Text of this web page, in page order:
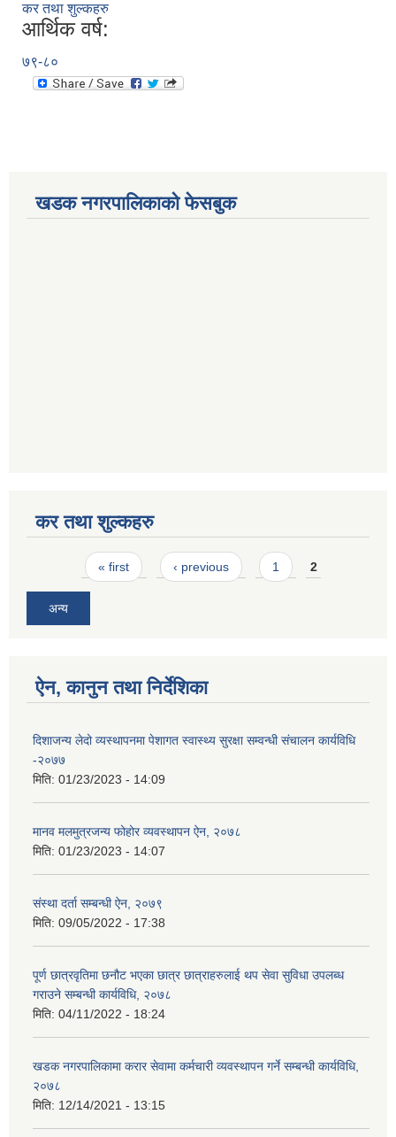
कर तथा शुल्कहरु
आर्थिक वर्ष:
७९-८०
खडक नगरपालिकाको फेसबुक
कर तथा शुल्कहरु
Pages« first ‹ previous 1 2
अन्य
ऐन, कानुन तथा निर्देशिका
दिशाजन्य लेदो व्यस्थापनमा पेशागत स्वास्थ्य सुरक्षा सम्वन्धी संचालन कार्यविधि
-२०७७
मिति: 01/23/2023 - 14:09
मानव मलमुत्रजन्य फोहोर व्यवस्थापन ऐन, २०७८
मिति: 01/23/2023 - 14:07
संस्था दर्ता सम्बन्धी ऐन, २०७९
मिति: 09/05/2022 - 17:38
पूर्ण छात्रवृतिमा छनौट भएका छात्र छात्राहरुलाई थप सेवा सुविधा उपलब्ध
गराउने सम्बन्धी कार्यविधि, २०७८
मिति: 04/11/2022 - 18:24
खडक नगरपालिकामा करार सेवामा कर्मचारी व्यवस्थापन गर्ने सम्बन्धी कार्यविधि,
२०७८
मिति: 12/14/2021 - 13:15